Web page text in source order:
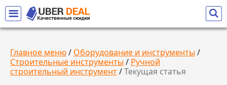
Главное меню/ Оборудование и инструменты /
Строительные инструменты / Ручной
строительный инструмент/Текущая статья